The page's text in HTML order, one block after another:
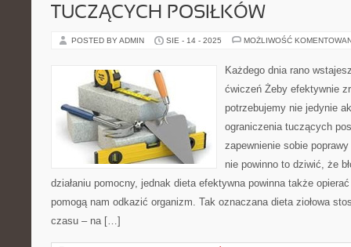
TUCZĄCYCH POSIŁKÓW
POSTED BY ADMIN SIE - 14 - 2025 MOŻLIWOŚĆ
Każdego dnia rano
ćwiczeń Żeby efektywnie
potrzebujemy nie jedynie
ograniczenia tuczących
zapewnienie sobie
nie powinno to dziwić, że
działaniu pomocny, jednak dieta efektywna powinna także
pomogą nam odkazić organizm. Tak oznaczana dieta ziołowa
czasu – na […]